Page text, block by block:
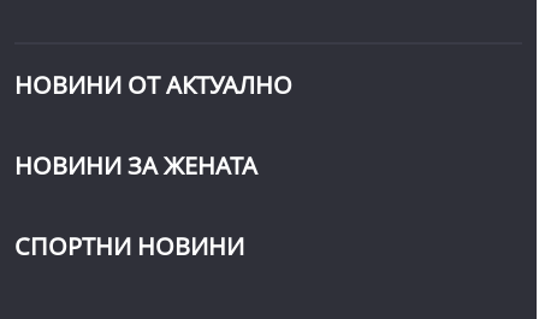
НОВИНИ ОТ АКТУАЛНО
НОВИНИ ЗА ЖЕНАТА
СПОРТНИ НОВИНИ